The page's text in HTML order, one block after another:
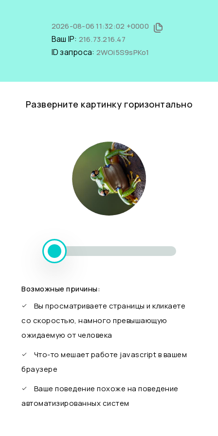
2026-08-06 11:32:02 +0000
Ваш IP: 216.73.216.47
ID запроса: 2WOi5S9sPKo1
Разверните картинку горизонтально
Возможные причины:
Вы просматриваете страницы и кликаете
со скоростью, намного превышающую
ожидаемую от человека
Что-то мешает работе javascript в вашем
браузере
Ваше поведение похоже на поведение
автоматизированных систем